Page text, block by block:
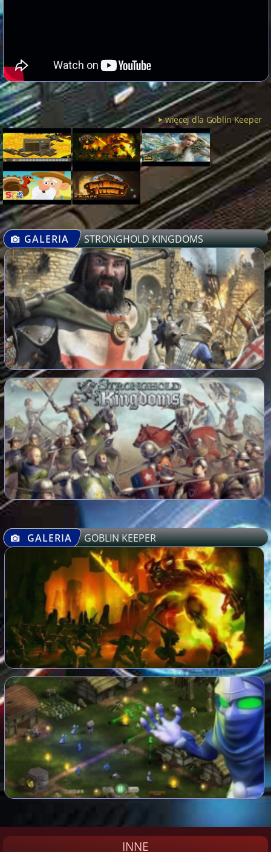
więcej dla Goblin Keeper
GALERIA STRONGHOLD KINGDOMS
GALERIA GOBLIN KEEPER
INNE